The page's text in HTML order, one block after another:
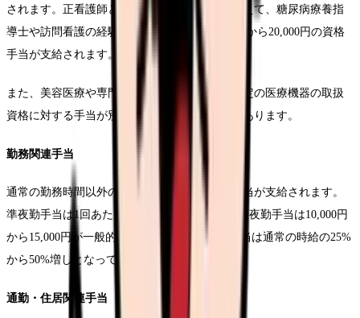
されます。正看護師としての基本的な資格に加えて、糖尿病療養指
導士や訪問看護の経験がある場合、月額5,000円から20,000円の資格
手当が支給されます。
また、美容医療や専門性の高い診療科では、特定の医療機器の取扱
資格に対する手当が別途設定されていることもあります。
勤務関連手当
通常の勤務時間以外の対応に対しては、各種手当が支給されます。
準夜勤手当は1回あたり8,000円から12,000円、深夜勤手当は10,000円
から15,000円が一般的です。また、休日出勤手当は通常の時給の25%
から50%増しとなっています。
通勤・住居関連手当